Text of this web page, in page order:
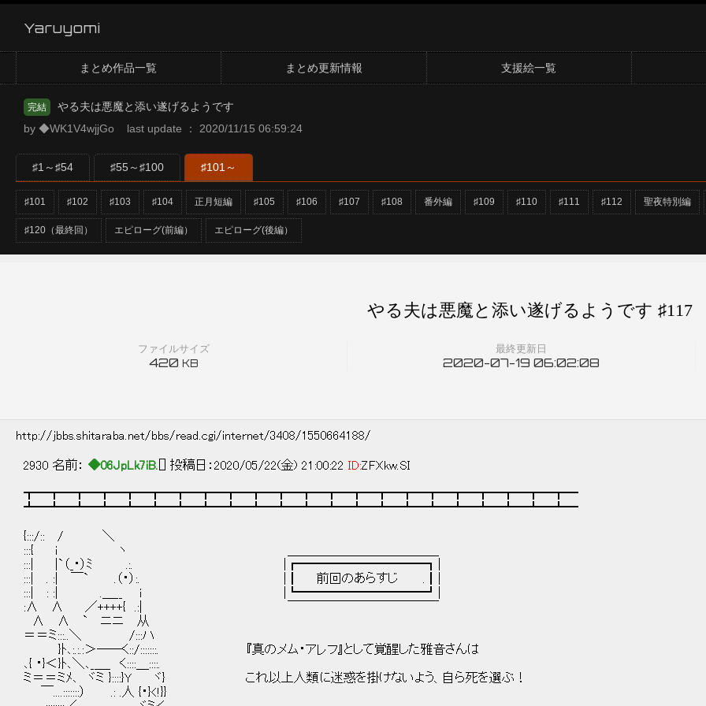
Yaruyomi
まとめ作品一覧 まとめ更新情報 支援絵一覧
完結
やる夫は悪魔と添い遂げるようです
by ◆WK1V4wjjGo last update ： 2020/11/15 06:59:24
♯1～♯54 ♯55～♯100 ♯101～
♯101 ♯102 ♯103 ♯104 正月短編 ♯105 ♯106 ♯107 ♯108 番外編 ♯109 ♯110 ♯111 ♯112 聖夜特別編
♯120（最終回） エピローグ(前編） エピローグ(後編）
ファイルサイズ
420 KB
最終更新日
2020-07-19 06:02:08
やる夫は悪魔と添い遂げるようです ♯117
http://jbbs.shitaraba.net/bbs/read.cgi/internet/3408/1550664188/
2930 名前： ◆06JpLk7iB. [] 投稿日：2020/05/22(金) 21:00:22 ID:ZFXkw.SI
┳━┳━┳━┳━┳━┳━┳━┳━┳━┳━┳━┳━┳━┳━┳━┳━┳━┳━┳━┳━┳━┳━
┻━┻━┻━┻━┻━┻━┻━┻━┻━┻━┻━┻━┻━┻━┻━┻━┻━┻━┻━┻━┻━┻━
{:::/:: / ＼
:::{ i ヽ ＿＿＿＿＿＿＿＿＿＿＿＿
:::| |`（_・）ﾐ .:. |┏━━━━━━━━━━┓|
:::| . :| ￣` .（・）:. |┃ 前回のあらすじ .┃|
:::| : :| .＿__ i |┗━━━━━━━━━━┛|
:∧ ∧ ／++++{ .:| ￣￣￣￣￣￣￣￣￣￣￣￣
∧ ∧ ` ニニ 从
＝＝ミ:::..＼ /:::ハ
}ﾄ､:.:.:＞――く::/:::::::. 『真のメム・アレフ』として覚醒した雅音さんは
､{ ・}＜}ﾄ､＼､_＿_ く::::＿::::.
ミ＝＝ミﾒ､ ヾミ }::::}Y ヾ} これ以上人類に迷惑を掛けないよう、自ら死を選ぶ！
￣....:::::::） .: .人 {・}<!}}